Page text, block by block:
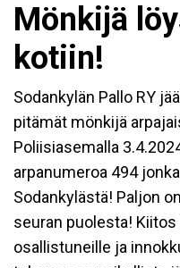
Mönkijä
kotiin!
Sodankylän Pallo RY
pitämät mönkijä
Poliisiasemalla
arpanumeroa 494
Sodankylästä! Paljon
seuran puolesta! Kiitos
osallistuneille ja